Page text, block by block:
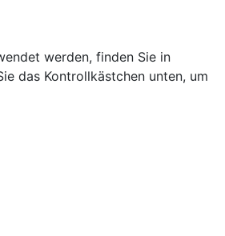
werden, finden Sie in
das Kontrollkästchen unten, um